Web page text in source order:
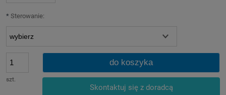
* Sterowanie:
szt.
do koszyka
Skontaktuj się z doradcą